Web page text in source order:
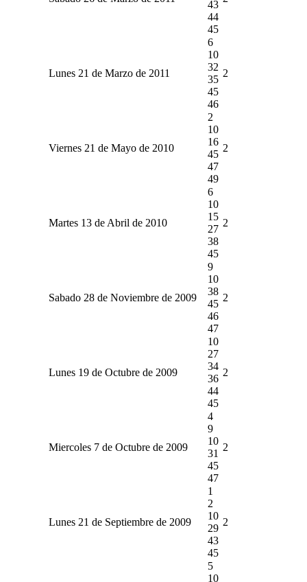
43
44
45
Lunes 21 de Marzo de 2011
6
10
32
35
45
46
2
Viernes 21 de Mayo de 2010
2
10
16
45
47
49
2
Martes 13 de Abril de 2010
6
10
15
27
38
45
2
Sabado 28 de Noviembre de 2009
9
10
38
45
46
47
2
Lunes 19 de Octubre de 2009
10
27
34
36
44
45
2
Miercoles 7 de Octubre de 2009
4
9
10
31
45
47
2
Lunes 21 de Septiembre de 2009
1
2
10
29
43
45
2
5
10